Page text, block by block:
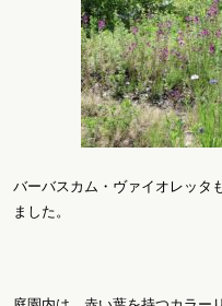
バーバスカム・ヴァイオレッタ
ました。